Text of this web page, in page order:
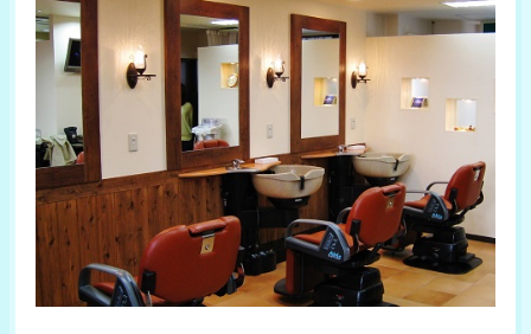
(佐野/佐野市)
サゲハシ
(飛駒/佐野市)
ロセッタ
(小山/小山市)
￥3,600
ソルトコ
(壬生/下都賀郡)
￥10,000
classic beauty IRONA
(薄葉/大田原市)
￥4,500